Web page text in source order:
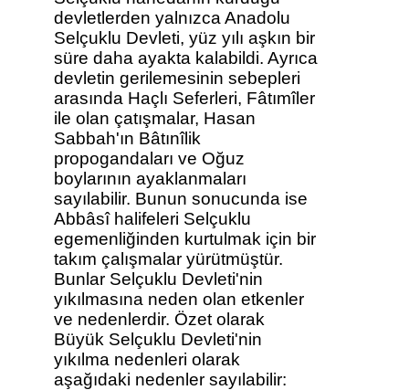
devletlerden yalnızca Anadolu
Selçuklu Devleti, yüz yılı aşkın bir
süre daha ayakta kalabildi. Ayrıca
devletin gerilemesinin sebepleri
arasında Haçlı Seferleri, Fâtımîler
ile olan çatışmalar, Hasan
Sabbah'ın Bâtınîlik
propogandaları ve Oğuz
boylarının ayaklanmaları
sayılabilir. Bunun sonucunda ise
Abbâsî halifeleri Selçuklu
egemenliğinden kurtulmak için bir
takım çalışmalar yürütmüştür.
Bunlar Selçuklu Devleti'nin
yıkılmasına neden olan etkenler
ve nedenlerdir. Özet olarak
Büyük Selçuklu Devleti'nin
yıkılma nedenleri olarak
aşağıdaki nedenler sayılabilir: